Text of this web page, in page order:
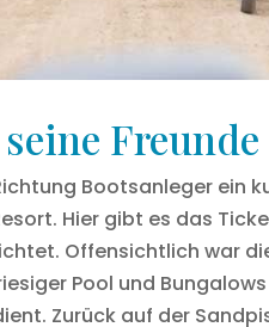
Freunde
Bootsanleger ein
Hier gibt es das
Offensichtlich war
Pool und
Zurück auf der